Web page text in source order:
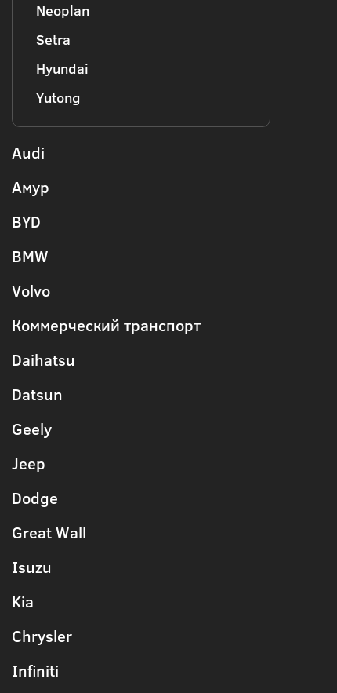
Neoplan
Setra
Hyundai
Yutong
Audi
Амур
BYD
BMW
Volvo
Коммерческий транспорт
Daihatsu
Datsun
Geely
Jeep
Dodge
Great Wall
Isuzu
Kia
Chrysler
Infiniti